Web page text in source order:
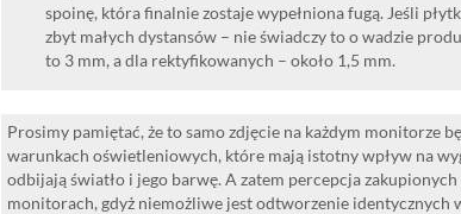
spoinę, która finalnie zostaje wypełniona fugą. Jeśli
zbyt małych dystansów – nie świadczy to o wadzie
to 3 mm, a dla rektyfikowanych – około 1,5 mm.
Prosimy pamiętać, że to samo zdjęcie na każdym monitorze
warunkach oświetleniowych, które mają istotny wpływ na
odbijają światło i jego barwę. A zatem percepcja
monitorach, gdyż niemożliwe jest odtworzenie identycznych